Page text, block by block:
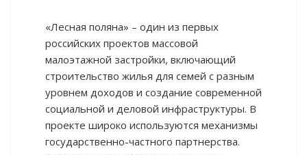
«Лесная поляна» – один из первых
российских проектов массовой
малоэтажной застройки, включающий
строительство жилья для семей с разным
уровнем доходов и создание современной
социальной и деловой инфраструктуры. В
проекте широко используются механизмы
государственно-частного партнерства.